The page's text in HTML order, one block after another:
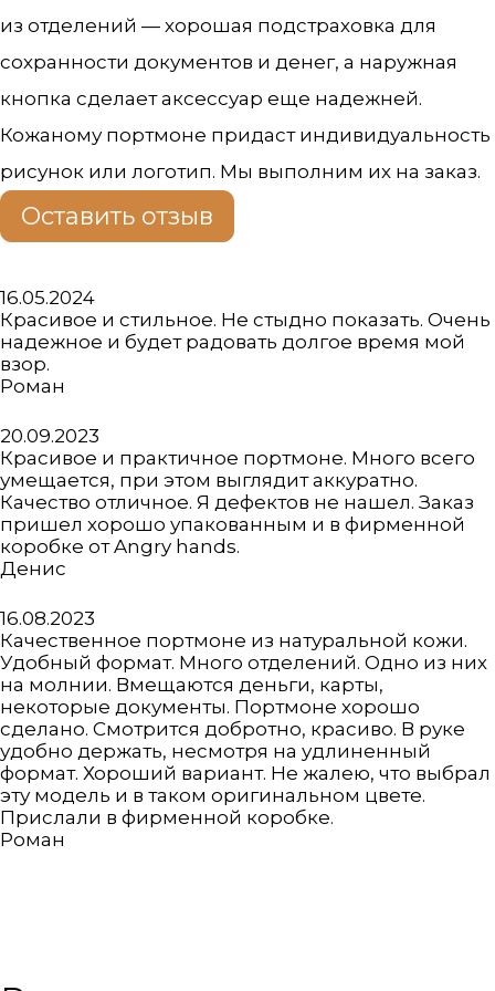
из отделений — хорошая подстраховка для
сохранности документов и денег, а наружная
кнопка сделает аксессуар еще надежней.
Кожаному портмоне придаст индивидуальность
рисунок или логотип. Мы выполним их на заказ.
Оставить отзыв
Оценка
5
из
5
16.05.2024
Красивое и стильное. Не стыдно показать. Очень
надежное и будет радовать долгое время мой
взор.
Роман
Оценка
5
из
5
20.09.2023
Красивое и практичное портмоне. Много всего
умещается, при этом выглядит аккуратно.
Качество отличное. Я дефектов не нашел. Заказ
пришел хорошо упакованным и в фирменной
коробке от Angry hands.
Денис
Оценка
5
из
5
16.08.2023
Качественное портмоне из натуральной кожи.
Удобный формат. Много отделений. Одно из них
на молнии. Вмещаются деньги, карты,
некоторые документы. Портмоне хорошо
сделано. Смотрится добротно, красиво. В руке
удобно держать, несмотря на удлиненный
формат. Хороший вариант. Не жалею, что выбрал
эту модель и в таком оригинальном цвете.
Прислали в фирменной коробке.
Роман